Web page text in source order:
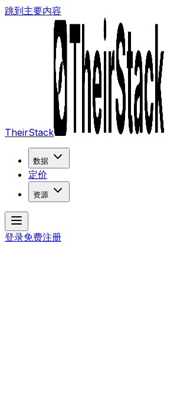
跳到主要内容
TheirStack
数据
定价
资源
登录免费注册